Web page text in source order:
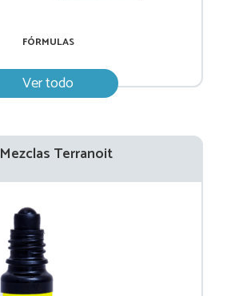
FÓRMULAS
Ver todo
Mezclas Terranoit